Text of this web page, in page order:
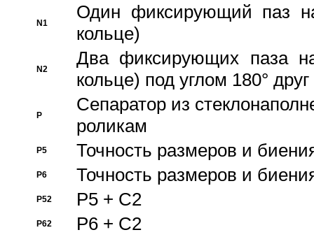
N1
Один фиксирующий паз
кольце)
N2
Два фиксирующих паза
кольце) под углом 180° друг
P
Cепаратор из
роликам
P5 Точность размеров и
P6 Точность размеров и
P52 P5 + C2
P62 P6 + C2